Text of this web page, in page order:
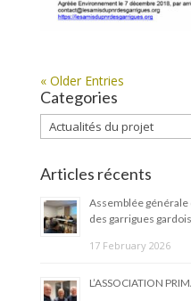
« Older Entries
Categories
Categories
Articles récents
Assemblée générale
des garrigues
17 February 2026
L’ASSOCIATION